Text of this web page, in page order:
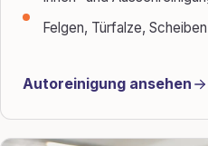
Felgen, Türfalze,
Autoreinigung ansehen